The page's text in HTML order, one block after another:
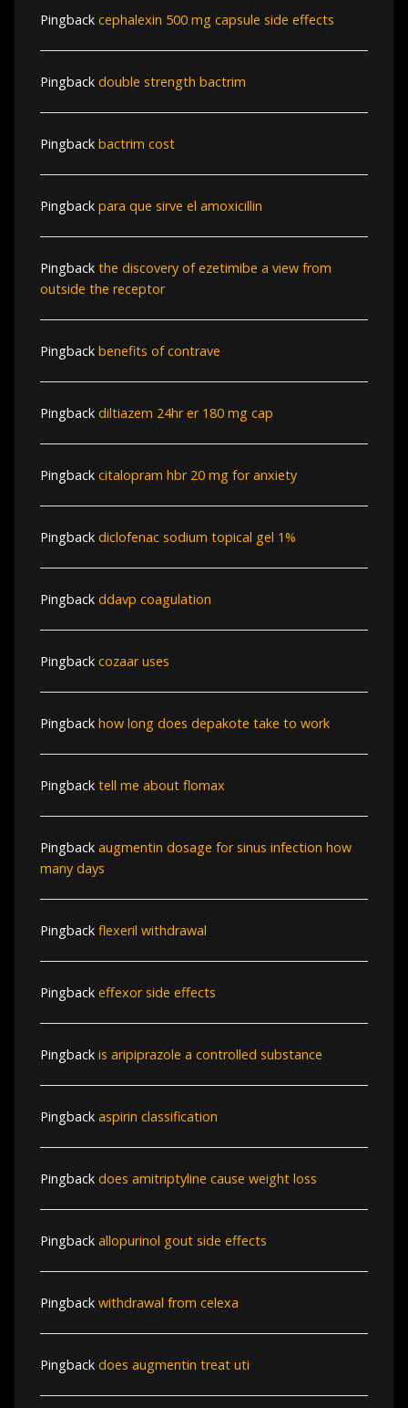
Pingback cephalexin 500 mg capsule side effects
Pingback double strength bactrim
Pingback bactrim cost
Pingback para que sirve el amoxicillin
Pingback the discovery of ezetimibe a view from
outside the receptor
Pingback benefits of contrave
Pingback diltiazem 24hr er 180 mg cap
Pingback citalopram hbr 20 mg for anxiety
Pingback diclofenac sodium topical gel 1%
Pingback ddavp coagulation
Pingback cozaar uses
Pingback how long does depakote take to work
Pingback tell me about flomax
Pingback augmentin dosage for sinus infection how
many days
Pingback flexeril withdrawal
Pingback effexor side effects
Pingback is aripiprazole a controlled substance
Pingback aspirin classification
Pingback does amitriptyline cause weight loss
Pingback allopurinol gout side effects
Pingback withdrawal from celexa
Pingback does augmentin treat uti